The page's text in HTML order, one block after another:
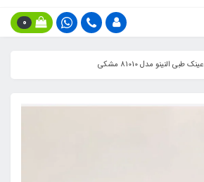
0
عینک طبی النینو مدل 81010 مشکی